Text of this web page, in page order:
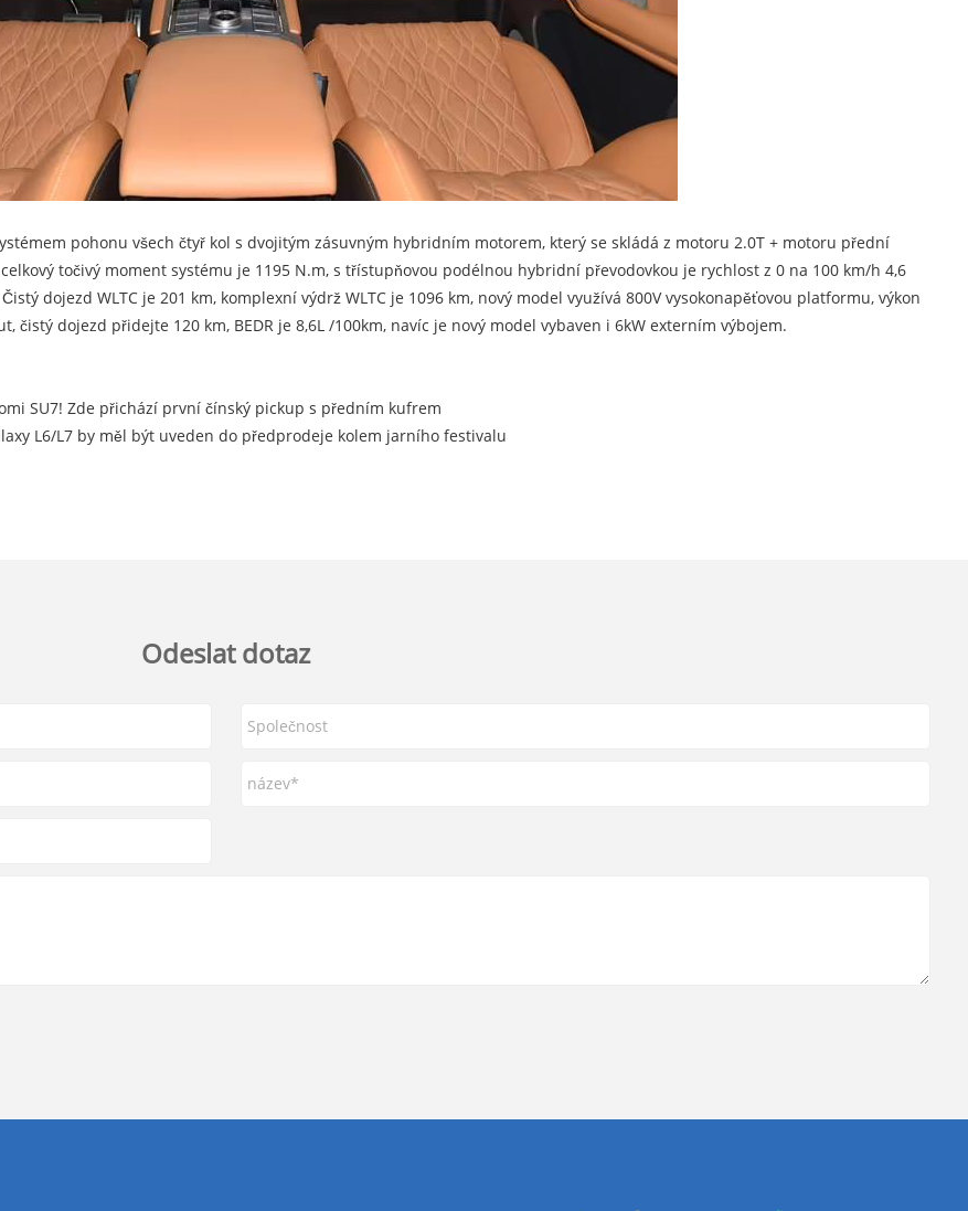
pohonu všech čtyř kol s dvojitým zásuvným hybridním motorem, který se skládá z motoru 2.0T + motoru přední
točivý moment systému je 1195 N.m, s třístupňovou podélnou hybridní převodovkou je rychlost z 0 na 100 km/h 4,6
dojezd WLTC je 201 km, komplexní výdrž WLTC je 1096 km, nový model využívá 800V vysokonapěťovou platformu, výkon
čistý dojezd přidejte 120 km, BEDR je 8,6L /100km, navíc je nový model vybaven i 6kW externím výbojem.
SU7! Zde přichází první čínský pickup s předním kufrem
L6/L7 by měl být uveden do předprodeje kolem jarního festivalu
Odeslat dotaz